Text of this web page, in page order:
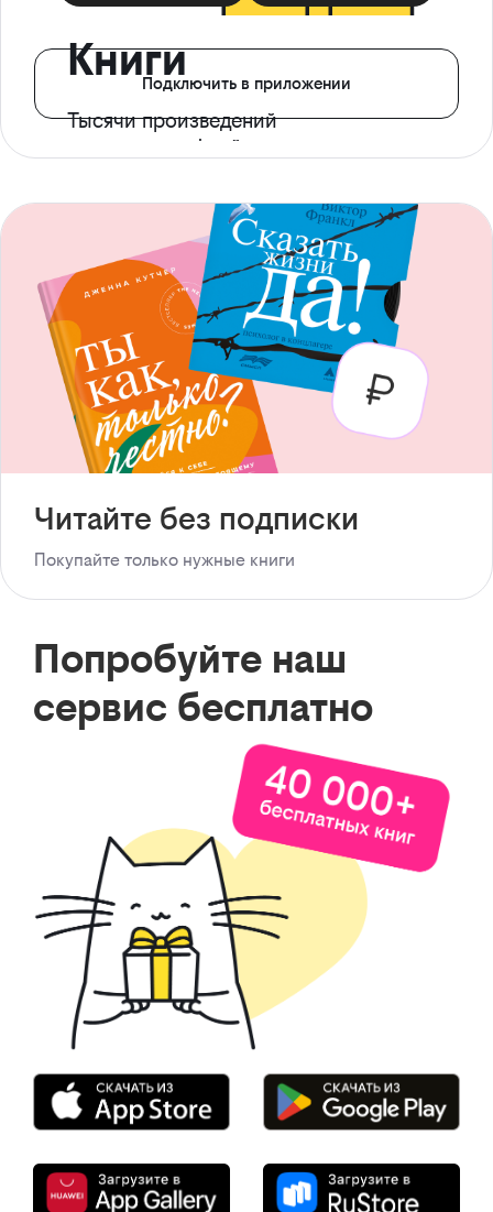
Книги
Тысячи произведений
с доступом офлайн
Подключить в приложении
Читайте без подписки
Покупайте только нужные книги
Попробуйте наш
сервис бесплатно